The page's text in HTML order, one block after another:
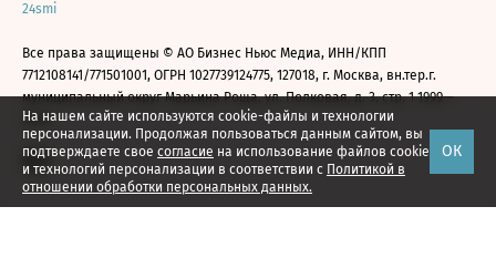
На нашем сайте используются cookie-файлы и технологии
персонализации. Продолжая пользоваться данным сайтом, вы
подтверждаете свое согласие на использование файлов cookie
и технологий персонализации в соответствии с Политикой в
отношении обработки персональных данных.
ОК
24smi
Все права защищены © АО Бизнес Ньюс Медиа, ИНН/КПП
7712108141/771501001, ОГРН 1027739124775, 127018, г. Москва, вн.тер.г.
муниципальный округ Марьина Роща, ул. Полковая, д. 3, стр. 1 1999—
2026